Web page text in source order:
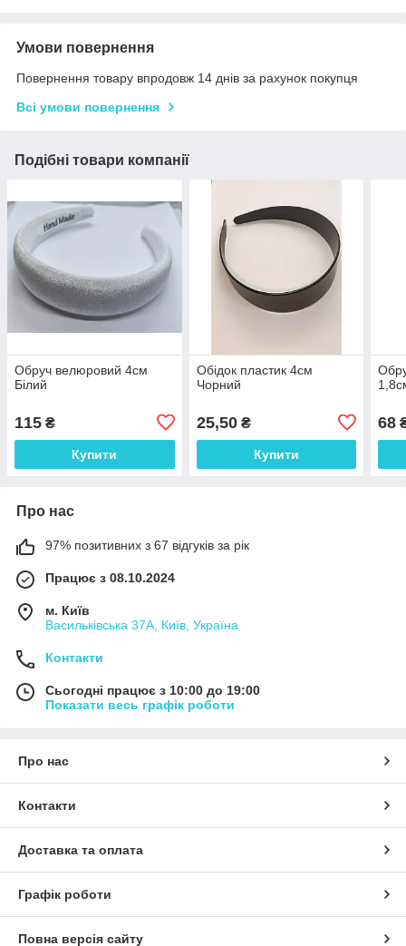
Умови повернення
Повернення товару впродовж 14 днів за рахунок покупця
Всі умови повернення
Подібні товари компанії
Обруч велюровий 4см
Білий
115 ₴
Купити
Обідок пластик 4см
Чорний
25,50₴
Купити
68
Про нас
97% позитивних з 67 відгуків за рік
Працює з 08.10.2024
м. Київ
Васильківська 37А, Київ, Україна
Контакти
Сьогодні працює з 10:00 до 19:00
Показати весь графік роботи
Про нас
Контакти
Доставка та оплата
Графік роботи
Повна версія сайту